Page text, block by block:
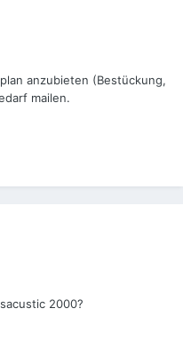
anzubieten (Bestückung,
mailen.
2000?